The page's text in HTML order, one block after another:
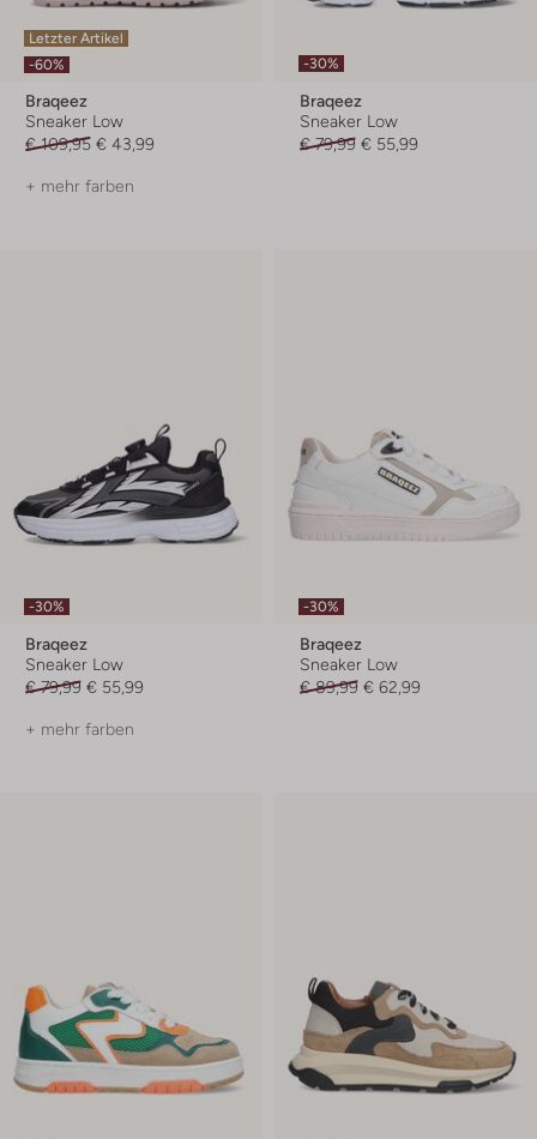
Letzter Artikel
-60%
Braqeez
Sneaker Low
€ 109,95 € 43,99
+ mehr farben
-30%
Braqeez
Sneaker Low
€ 79,99 € 55,99
-30%
Braqeez
Sneaker Low
€ 79,99 € 55,99
+ mehr farben
-30%
Braqeez
Sneaker Low
€ 89,99 € 62,99